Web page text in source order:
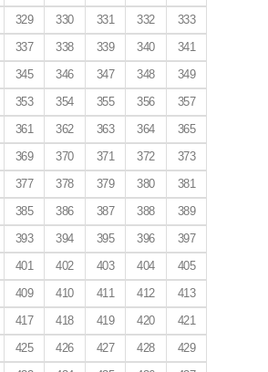
329 330 331 332
333
337 338 339 340
341
345 346 347 348
349
353 354 355 356
357
361 362 363 364
365
369 370 371 372
373
377 378 379 380
381
385 386 387 388
389
393 394 395 396
397
401 402 403 404
405
409 410 411 412
413
417 418 419 420
421
425 426 427 428
429